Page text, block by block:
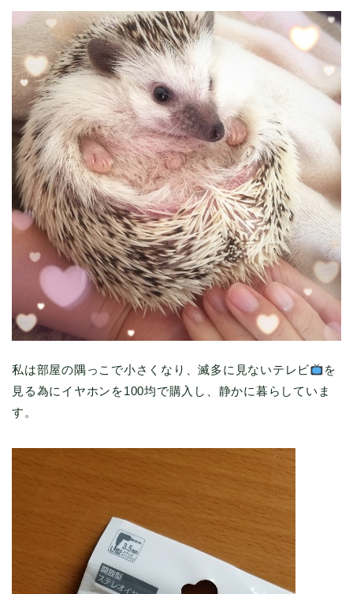
私は部屋の隅っこで小さくなり、滅多に見ないテレビ
を
見る為にイヤホンを100均で購入し、静かに暮らしていま
す。